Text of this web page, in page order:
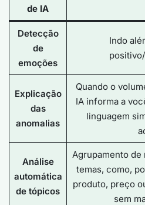
de IA
Detecção
de
emoções
Indo
Explicação
das
anomalias
Quando o
IA informa a
linguagem
Análise
automática
de tópicos
Agrupamento de
temas, como,
produto, preço
sem